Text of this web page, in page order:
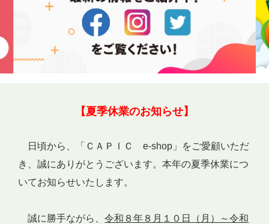
【夏季休業のお知らせ】
日頃から、「ＣＡＰＩＣ e-shop」をご愛顧いただ
き、誠にありがとうございます。本年の夏季休業につ
いてお知らせいたします。
誠に勝手ながら、令和８年８月１０日（月）～令和